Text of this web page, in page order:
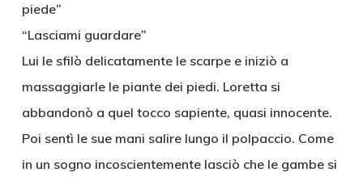
piede”
“Lasciami guardare”
Lui le sfilò delicatamente le scarpe e iniziò a
massaggiarle le piante dei piedi. Loretta si
abbandonò a quel tocco sapiente, quasi innocente.
Poi sentì le sue mani salire lungo il polpaccio. Come
in un sogno incoscientemente lasciò che le gambe si